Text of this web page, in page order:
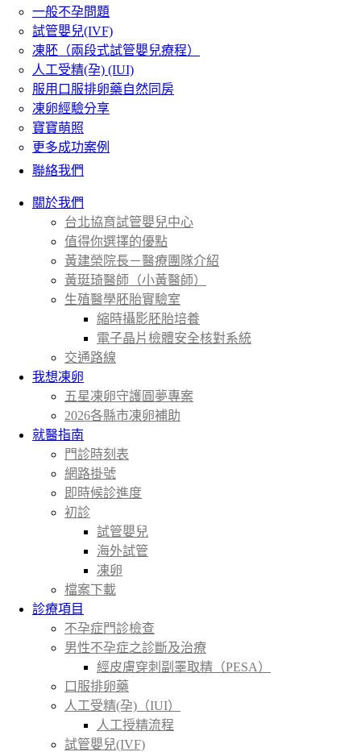
一般不孕問題
試管嬰兒(IVF)
凍胚（兩段式試管嬰兒療程）
人工受精(孕) (IUI)
服用口服排卵藥自然同房
凍卵經驗分享
寶寶萌照
更多成功案例
聯絡我們
關於我們
台北協育試管嬰兒中心
值得你選擇的優點
黃建榮院長－醫療團隊介紹
黃珽琦醫師（小黃醫師）
生殖醫學胚胎實驗室
縮時攝影胚胎培養
電子晶片檢體安全核對系統
交通路線
我想凍卵
五星凍卵守護圓夢專案
2026各縣市凍卵補助
就醫指南
門診時刻表
網路掛號
即時候診進度
初診
試管嬰兒
海外試管
凍卵
檔案下載
診療項目
不孕症門診檢查
男性不孕症之診斷及治療
經皮膚穿刺副睪取精（PESA）
口服排卵藥
人工受精(孕)（IUI）
人工授精流程
試管嬰兒(IVF)